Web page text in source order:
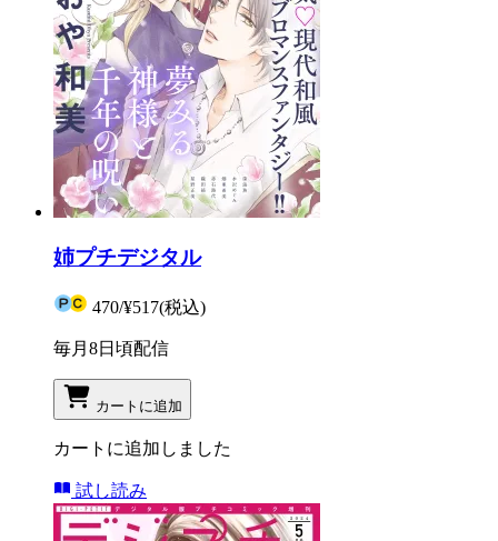
姉プチデジタル
470/¥517(税込)
毎月8日頃配信
カートに追加
カートに追加しました
試し読み